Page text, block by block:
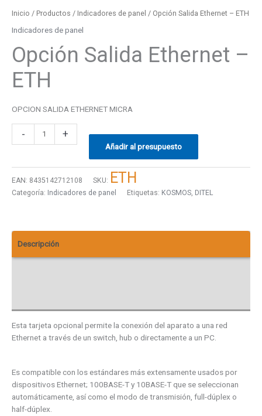
Inicio / Productos / Indicadores de panel / Opción Salida Ethernet – ETH
Indicadores de panel
Opción Salida Ethernet –
ETH
OPCION SALIDA ETHERNET MICRA
- +
Añadir al presupuesto
EAN: 8435142712108 SKU: ETH
Categoría: Indicadores de panel Etiquetas: KOSMOS DITEL
Descripción
Esta tarjeta opcional permite la conexión del aparato a una red
Ethernet a través de un switch, hub o directamente a un PC.
Es compatible con los estándares más extensamente usados por
dispositivos Ethernet; 100BASE-T y 10BASE-T que se seleccionan
automáticamente, así como el modo de transmisión, full-dúplex o
half-dúplex.